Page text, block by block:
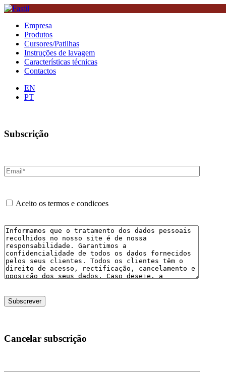
Empresa
Produtos
Cursores/Patilhas
Instruções de lavagem
Características técnicas
Contactos
EN
PT
Subscrição
Aceito os termos e condicoes
Cancelar subscrição